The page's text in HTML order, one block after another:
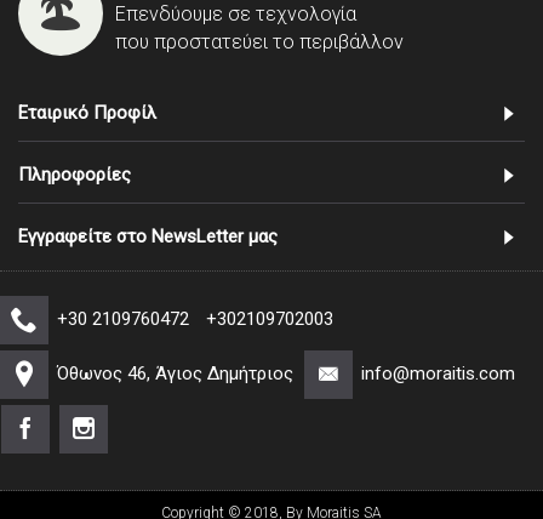
Επενδύουμε σε τεχνολογία
που προστατεύει το περιβάλλον
Εταιρικό Προφίλ
Πληροφορίες
Εγγραφείτε στο NewsLetter μας
+30 2109760472 +302109702003
Όθωνος 46, Άγιος Δημήτριος info@moraitis.com
Copyright © 2018, By Moraitis SA